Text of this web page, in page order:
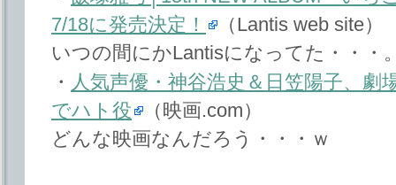
7/18に発売決定！
（Lantis web site）
いつの間にかLantisになってた・・・
・ 人気声優・神谷浩史＆日笠陽子、劇
でハト役
（映画.com）
どんな映画なんだろう・・・ｗ